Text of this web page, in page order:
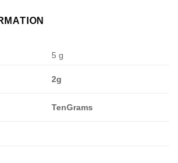
5 g
2g
TenGrams